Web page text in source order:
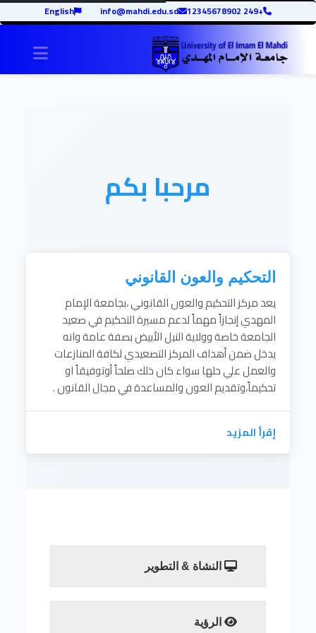
+249 12345678902
info@mahdi.edu.sd
English
مرحبا بكم
التحكيم والعون القانوني
يعد مركز التحكيم والعون القانوني ،بجامعة الإمام
المهدي إنجازاً مهماً لدعم مسيرة التحكيم في صعيد
الجامعة خاصة وولاية النيل الأبيض بصفة عامة وانه
يدخل ضمن أهداف المركز التصعيدي لكافة المنازعات
والعمل علي حلها سواء كان ذلك صلحاً أوتوفيقاً او
تحكيماً،وتقديم العون والمساعدة في مجال القانون .
إقرأ المزيد
النشاة & التطوير
يعد مركز التحكيم والعون القانوني ،بجامعة
الإمام المهدي إنجازاً مهماً لدعم مسيرة التحكيم
في صعيد الجامعة خاصة وولاية النيل الأبيض
الرؤية